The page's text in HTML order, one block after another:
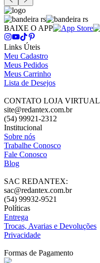
BAIXE O APP
Links Úteis
Meu Cadastro
Meus Pedidos
Meus Carrinho
Lista de Desejos
CONTATO LOJA VIRTUAL
site@redantex.com.br
(54) 99921-2312
Institucional
Sobre nós
Trabalhe Conosco
Fale Conosco
Blog
SAC REDANTEX:
sac@redantex.com.br
(54) 99932-9521
Políticas
Entrega
Trocas, Avarias e Devoluções
Privacidade
Formas de Pagamento